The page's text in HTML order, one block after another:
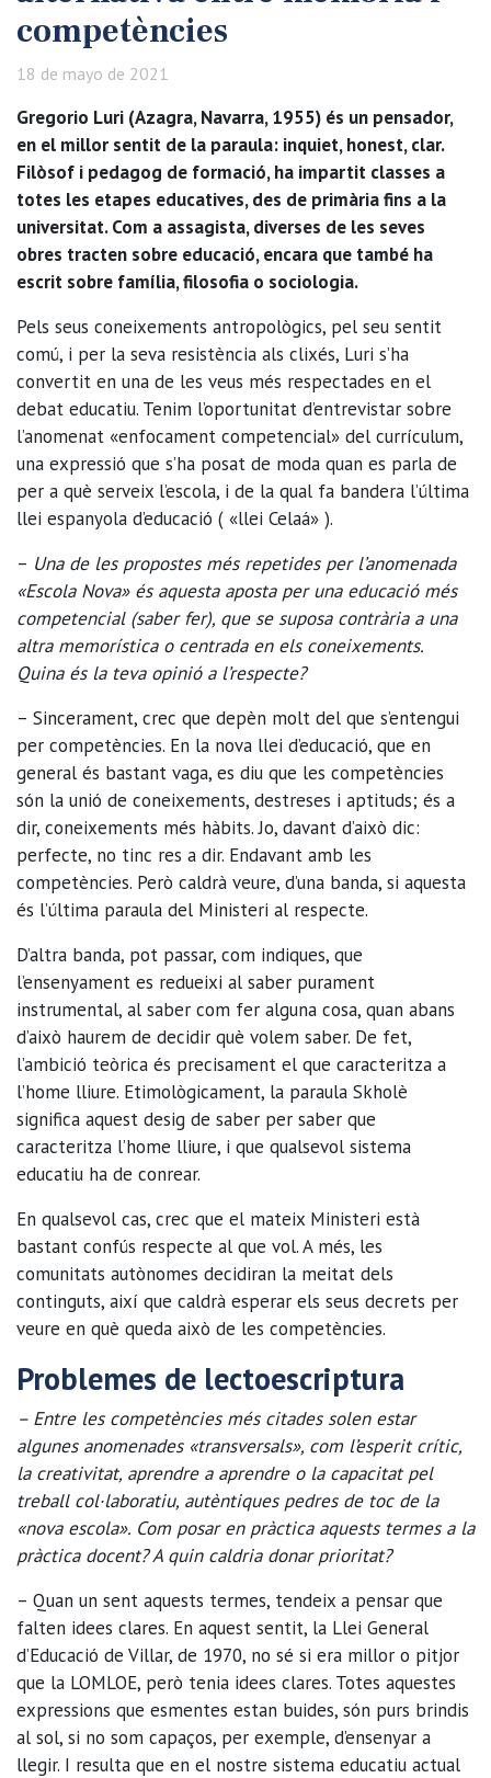
competències
18 de mayo de 2021
Gregorio Luri (Azagra, Navarra, 1955) és un pensador,
en el millor sentit de la paraula: inquiet, honest, clar.
Filòsof i pedagog de formació, ha impartit classes a
totes les etapes educatives, des de primària fins a la
universitat. Com a assagista, diverses de les seves
obres tracten sobre educació, encara que també ha
escrit sobre família, filosofia o sociologia.
Pels seus coneixements antropològics, pel seu sentit
comú, i per la seva resistència als clixés, Luri s’ha
convertit en una de les veus més respectades en el
debat educatiu. Tenim l’oportunitat d’entrevistar sobre
l’anomenat «enfocament competencial» del currículum,
una expressió que s’ha posat de moda quan es parla de
per a què serveix l’escola, i de la qual fa bandera l’última
llei espanyola d’educació ( «llei Celaá» ).
– Una de les propostes més repetides per l’anomenada
«Escola Nova» és aquesta aposta per una educació més
competencial (saber fer), que se suposa contrària a una
altra memorística o centrada en els coneixements.
Quina és la teva opinió a l’respecte?
– Sincerament, crec que depèn molt del que s’entengui
per competències. En la nova llei d’educació, que en
general és bastant vaga, es diu que les competències
són la unió de coneixements, destreses i aptituds; és a
dir, coneixements més hàbits. Jo, davant d’això dic:
perfecte, no tinc res a dir. Endavant amb les
competències. Però caldrà veure, d’una banda, si aquesta
és l’última paraula del Ministeri al respecte.
D’altra banda, pot passar, com indiques, que
l’ensenyament es redueixi al saber purament
instrumental, al saber com fer alguna cosa, quan abans
d’això haurem de decidir què volem saber. De fet,
l’ambició teòrica és precisament el que caracteritza a
l’home lliure. Etimològicament, la paraula Skholè
significa aquest desig de saber per saber que
caracteritza l’home lliure, i que qualsevol sistema
educatiu ha de conrear.
En qualsevol cas, crec que el mateix Ministeri està
bastant confús respecte al que vol. A més, les
comunitats autònomes decidiran la meitat dels
continguts, així que caldrà esperar els seus decrets per
veure en què queda això de les competències.
Problemes de lectoescriptura
– Entre les competències més citades solen estar
algunes anomenades «transversals», com l’esperit crític,
la creativitat, aprendre a aprendre o la capacitat pel
treball col·laboratiu, autèntiques pedres de toc de la
«nova escola». Com posar en pràctica aquests termes a la
pràctica docent? A quin caldria donar prioritat?
– Quan un sent aquests termes, tendeix a pensar que
falten idees clares. En aquest sentit, la Llei General
d’Educació de Villar, de 1970, no sé si era millor o pitjor
que la LOMLOE, però tenia idees clares. Totes aquestes
expressions que esmentes estan buides, són purs brindis
al sol, si no som capaços, per exemple, d’ensenyar a
llegir. I resulta que en el nostre sistema educatiu actual